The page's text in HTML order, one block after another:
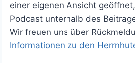
einer eigenen Ansicht
Podcast unterhalb des
Wir freuen uns über
Informationen zu den